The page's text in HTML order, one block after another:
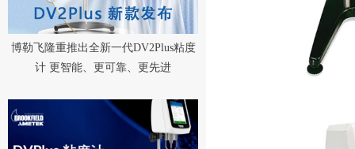
博勒飞隆重推出全新一代DV2Plus粘度
计 更智能、更可靠、更先进